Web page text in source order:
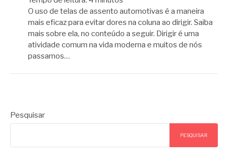
O uso de telas de assento automotivas é a maneira
mais eficaz para evitar dores na coluna ao dirigir. Saiba
mais sobre ela, no conteúdo a seguir. Dirigir é uma
atividade comum na vida moderna e muitos de nós
passamos…
Pesquisar
PESQUISAR